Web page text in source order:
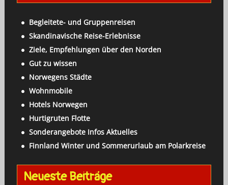
h
Begleitete- und Gruppenreisen
Skandinavische Reise-Erlebnisse
Ziele, Empfehlungen über den Norden
Gut zu wissen
Norwegens Städte
Wohnmobile
Hotels Norwegen
Hurtigruten Flotte
Sonderangebote Infos Aktuelles
Finnland Winter und Sommerurlaub am Polarkreise
Neueste Beiträge